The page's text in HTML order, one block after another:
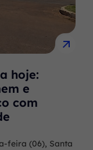
hoje:
e
com
feira (06), Santa